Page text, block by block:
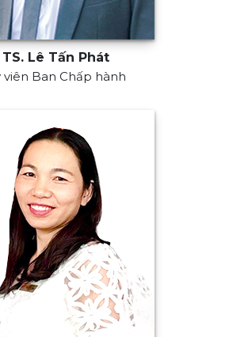
TS. Lê Tấn Phát
viên Ban Chấp hành